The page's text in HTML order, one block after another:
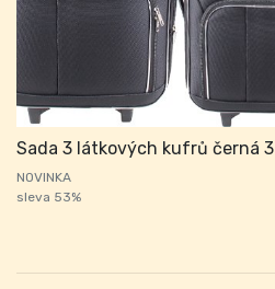
Sada 3 látkových kufrů černá 3
NOVINKA
sleva 53%